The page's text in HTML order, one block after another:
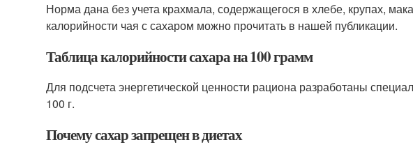
Норма дана без учета крахмала, содержащегося в хлебе, крупах,
калорийности чая с сахаром можно прочитать в нашей публикации.
Таблица калорийности сахара на 100 грамм
Для подсчета энергетической ценности рациона разработаны
100 г.
Почему сахар запрещен в диетах